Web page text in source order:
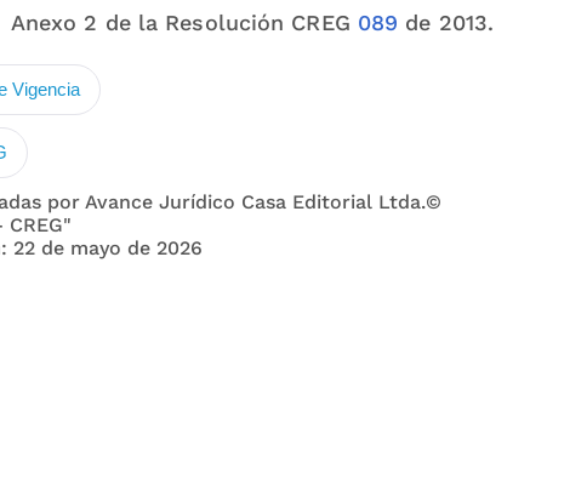
Anexo 2 de la Resolución CREG 089 de 2013.
Vigencia
por Avance Jurídico Casa Editorial Ltda.©
22 de mayo de 2026